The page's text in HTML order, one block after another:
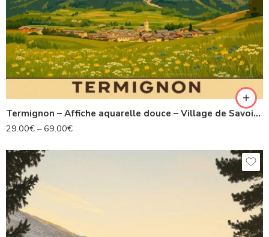
Termignon – Affiche aquarelle douce – Village de Savoie – Collection Les Alpes Illustrées
29.00€ –69.00€